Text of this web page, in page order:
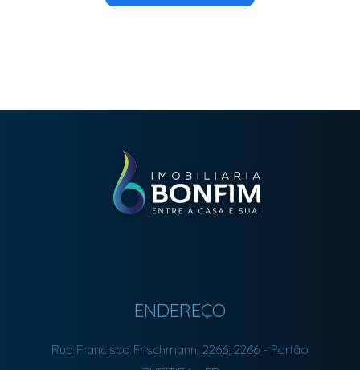
ENDEREÇO
Rua Francisco Frischmann, 2266, 2266 - Portão